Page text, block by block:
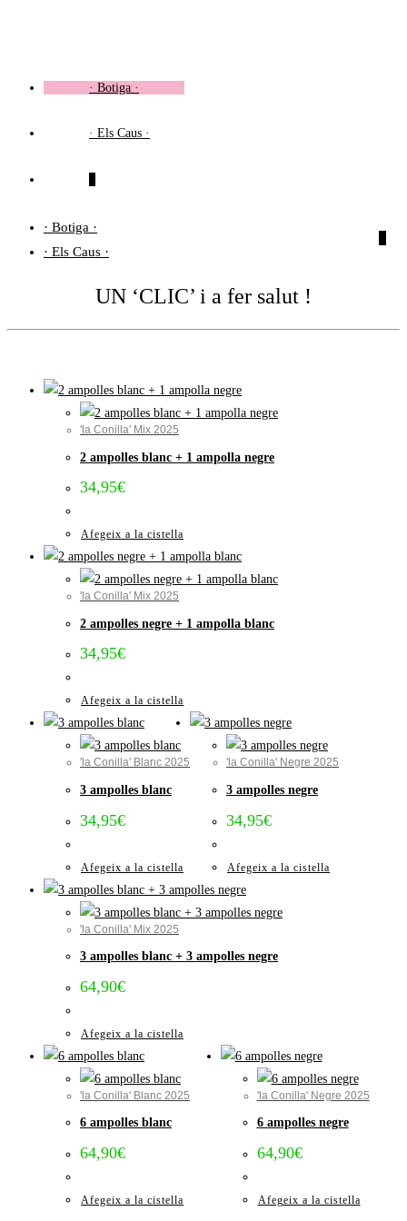
· Botiga ·
· Els Caus ·
· Botiga ·
· Els Caus ·
UN ‘CLIC’ i a fer salut !
'la Conilla' Mix 2025
2 ampolles blanc + 1 ampolla negre
34,95€
Afegeix a la cistella
'la Conilla' Mix 2025
2 ampolles negre + 1 ampolla blanc
34,95€
Afegeix a la cistella
'la Conilla' Blanc 2025
3 ampolles blanc
34,95€
Afegeix a la cistella
'la Conilla' Negre 2025
3 ampolles negre
34,95€
Afegeix a la cistella
'la Conilla' Mix 2025
3 ampolles blanc + 3 ampolles negre
64,90€
Afegeix a la cistella
'la Conilla' Blanc 2025
6 ampolles blanc
64,90€
Afegeix a la cistella
'la Conilla' Negre 2025
6 ampolles negre
64,90€
Afegeix a la cistella